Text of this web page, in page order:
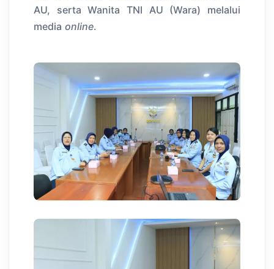
AU, serta Wanita TNI AU (Wara) melalui
media online.